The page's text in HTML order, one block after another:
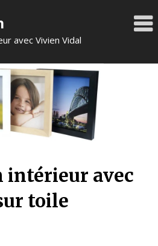
avec Vivien Vidal
intérieur avec
toile